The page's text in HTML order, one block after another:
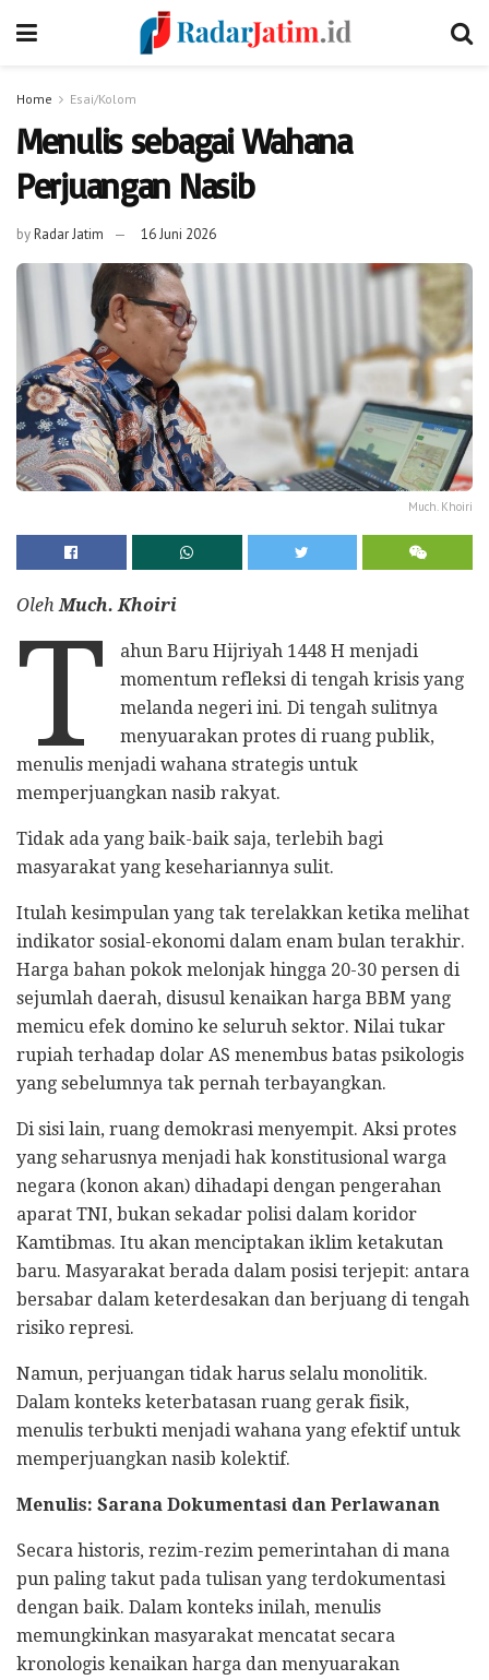
Home Esai/Kolom
Menulis sebagai Wahana
Perjuangan Nasib
byRadar Jatim 16 Juni 2026
Much. Khoiri
Oleh Much. Khoiri
T
ahun Baru Hijriyah 1448 H menjadi
momentum refleksi di tengah krisis yang
melanda negeri ini. Di tengah sulitnya
menyuarakan protes di ruang publik,
menulis menjadi wahana strategis untuk
memperjuangkan nasib rakyat.
Tidak ada yang baik-baik saja, terlebih bagi
masyarakat yang kesehariannya sulit.
Itulah kesimpulan yang tak terelakkan ketika melihat
indikator sosial-ekonomi dalam enam bulan terakhir.
Harga bahan pokok melonjak hingga 20-30 persen di
sejumlah daerah, disusul kenaikan harga BBM yang
memicu efek domino ke seluruh sektor. Nilai tukar
rupiah terhadap dolar AS menembus batas psikologis
yang sebelumnya tak pernah terbayangkan.
Di sisi lain, ruang demokrasi menyempit. Aksi protes
yang seharusnya menjadi hak konstitusional warga
negara (konon akan) dihadapi dengan pengerahan
aparat TNI, bukan sekadar polisi dalam koridor
Kamtibmas. Itu akan menciptakan iklim ketakutan
baru. Masyarakat berada dalam posisi terjepit: antara
bersabar dalam keterdesakan dan berjuang di tengah
risiko represi.
Namun, perjuangan tidak harus selalu monolitik.
Dalam konteks keterbatasan ruang gerak fisik,
menulis terbukti menjadi wahana yang efektif untuk
memperjuangkan nasib kolektif.
Menulis: Sarana Dokumentasi dan Perlawanan
Secara historis, rezim-rezim pemerintahan di mana
pun paling takut pada tulisan yang terdokumentasi
dengan baik. Dalam konteks inilah, menulis
memungkinkan masyarakat mencatat secara
kronologis kenaikan harga dan menyuarakan